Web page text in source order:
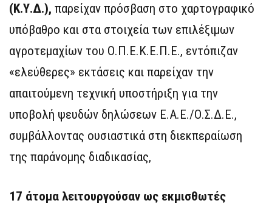
(Κ.Υ.Δ.), παρείχαν πρόσβαση στο χαρτογραφικό
υπόβαθρο και στα στοιχεία των επιλέξιμων
αγροτεμαχίων του Ο.Π.Ε.Κ.Ε.Π.Ε., εντόπιζαν
«ελεύθερες» εκτάσεις και παρείχαν την
απαιτούμενη τεχνική υποστήριξη για την
υποβολή ψευδών δηλώσεων Ε.Α.Ε./Ο.Σ.Δ.Ε.,
συμβάλλοντας ουσιαστικά στη διεκπεραίωση
της παράνομης διαδικασίας,
17 άτομα λειτουργούσαν ως εκμισθωτές